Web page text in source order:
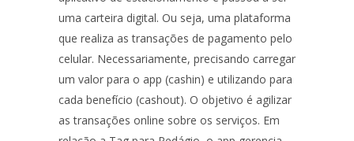
uma carteira digital. Ou seja, uma plataforma
que realiza as transações de pagamento pelo
celular. Necessariamente, precisando carregar
um valor para o app (cashin) e utilizando para
cada benefício (cashout). O objetivo é agilizar
as transações online sobre os serviços. Em